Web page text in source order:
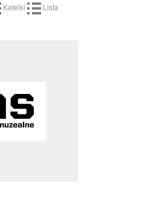
Kafelki Lista